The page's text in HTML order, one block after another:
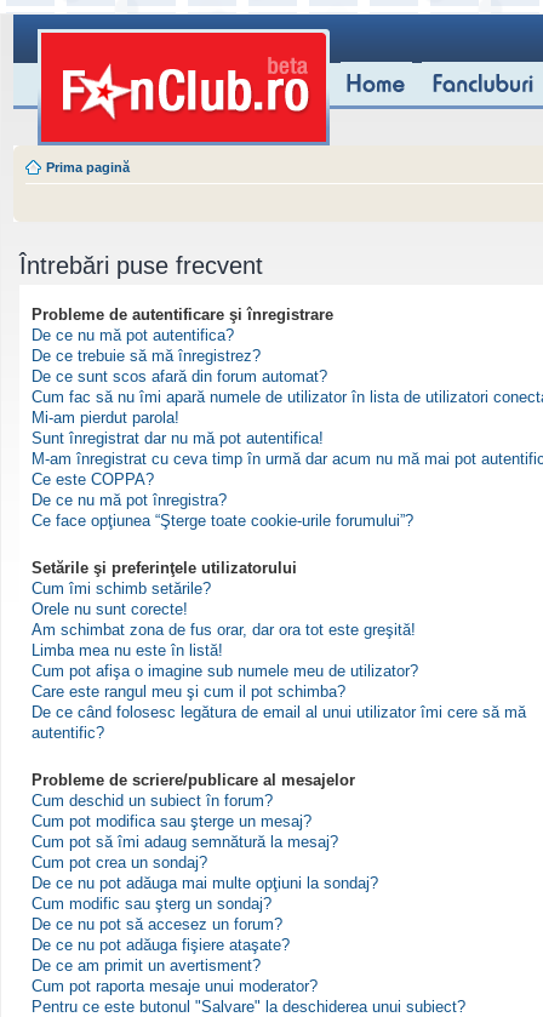
Prima pagină
Întrebări puse frecvent
Probleme de autentificare şi înregistrare
De ce nu mă pot autentifica?
De ce trebuie să mă înregistrez?
De ce sunt scos afară din forum automat?
Cum fac să nu îmi apară numele de utilizator în lista de utilizatori
Mi-am pierdut parola!
Sunt înregistrat dar nu mă pot autentifica!
M-am înregistrat cu ceva timp în urmă dar acum nu mă mai pot
Ce este COPPA?
De ce nu mă pot înregistra?
Ce face opţiunea “Şterge toate cookie-urile forumului”?
Setările şi preferinţele utilizatorului
Cum îmi schimb setările?
Orele nu sunt corecte!
Am schimbat zona de fus orar, dar ora tot este greşită!
Limba mea nu este în listă!
Cum pot afişa o imagine sub numele meu de utilizator?
Care este rangul meu şi cum il pot schimba?
De ce când folosesc legătura de email al unui utilizator îmi cere să mă
autentific?
Probleme de scriere/publicare al mesajelor
Cum deschid un subiect în forum?
Cum pot modifica sau şterge un mesaj?
Cum pot să îmi adaug semnătură la mesaj?
Cum pot crea un sondaj?
De ce nu pot adăuga mai multe opţiuni la sondaj?
Cum modific sau şterg un sondaj?
De ce nu pot să accesez un forum?
De ce nu pot adăuga fişiere ataşate?
De ce am primit un avertisment?
Cum pot raporta mesaje unui moderator?
Pentru ce este butonul "Salvare" la deschiderea unui subiect?